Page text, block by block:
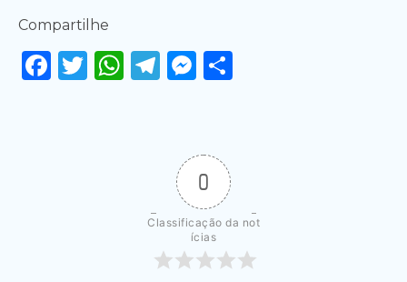
Compartilhe
Facebook
Twitter
WhatsApp
Telegram
Messenger
0
Classificação da not
ícias